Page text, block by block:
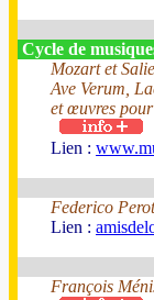
Cycle de
Mozart et
Ave Verum,
et œuvres
Lien :
Federico
Lien :
François